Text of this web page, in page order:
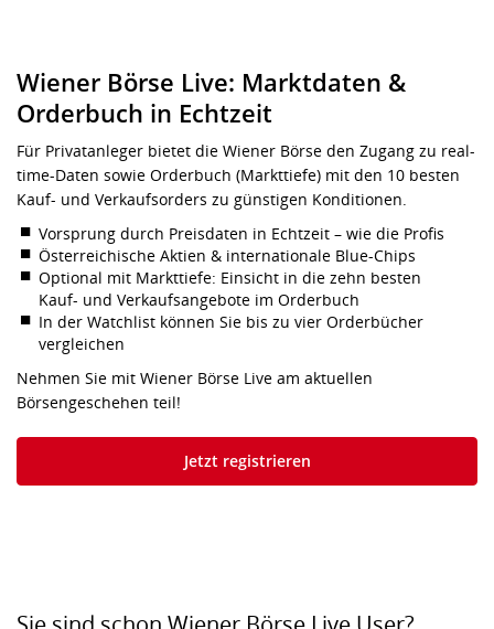
Wiener Börse Live: Marktdaten &
Orderbuch in Echtzeit
Für Privatanleger bietet die Wiener Börse den Zugang zu real-
time-Daten sowie Orderbuch (Markttiefe) mit den 10 besten
Kauf- und Verkaufsorders zu günstigen Konditionen.
Vorsprung durch Preisdaten in Echtzeit – wie die Profis
Österreichische Aktien & internationale Blue-Chips
Optional mit Markttiefe: Einsicht in die zehn besten
Kauf- und Verkaufsangebote im Orderbuch
In der Watchlist können Sie bis zu vier Orderbücher
vergleichen
Nehmen Sie mit Wiener Börse Live am aktuellen
Börsengeschehen teil!
Jetzt registrieren